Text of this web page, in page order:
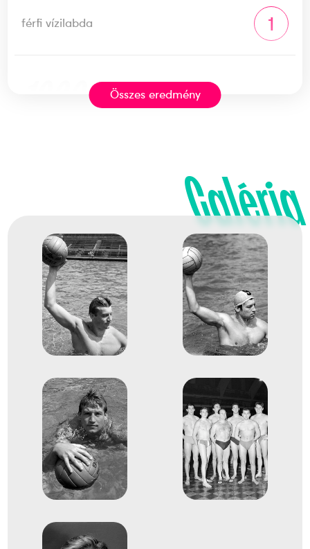
férfi vízilabda 1
1960. aug.
Róma
XVII. nyári olimpiai játékok
Dömötör Zoltán
Felkai László
Gyarmati Dezső
Hevesi István
Jeney László
Kanizsa Tivadar
Dr. Kárpáti György
Markovits Kálmán gróf
Mayer Mihály
Rusorán Péter
dr. Katona András
dr. Konrád II. János
férfi vízilabda 3
1968
1968. okt.
Mexikóváros
XIX. nyári olimpiai játékok
Összes eredmény
Galéria